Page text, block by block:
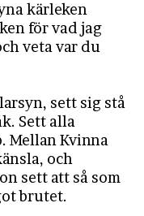
kärleken
för vad jag
veta var du
sett sig stå
Sett alla
Mellan Kvinna
och
sett att så som
brutet.